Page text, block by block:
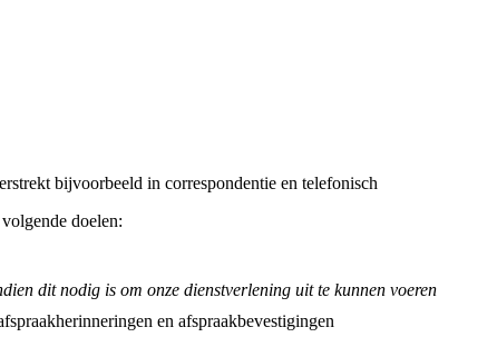
bijvoorbeeld in correspondentie en telefonisch
doelen:
dit nodig is om onze dienstverlening uit te kunnen voeren
en afspraakbevestigingen